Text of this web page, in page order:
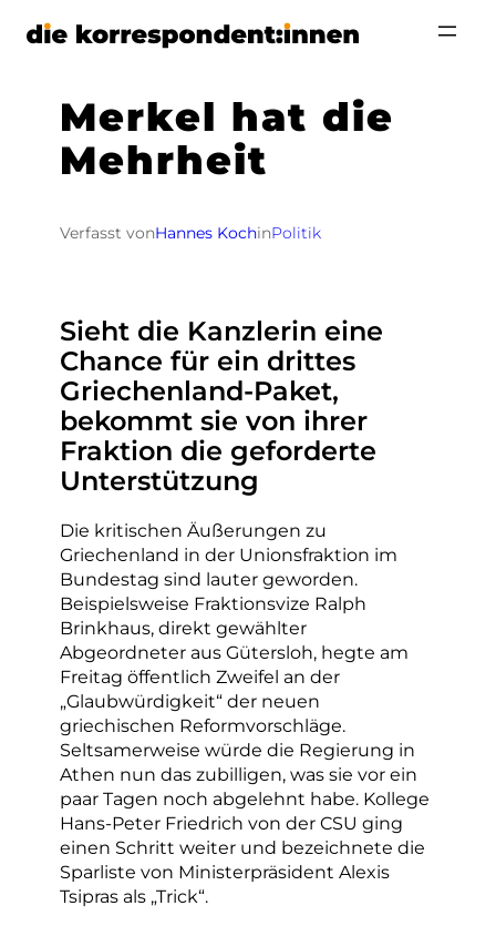
Zum
Merkel hat die
Mehrheit
Verfasst vonHannes KochinPolitik
Sieht die Kanzlerin eine
Chance für ein drittes
Griechenland-Paket,
bekommt sie von ihrer
Fraktion die geforderte
Unterstützung
Die kritischen Äußerungen zu
Griechenland in der Unionsfraktion im
Bundestag sind lauter geworden.
Beispielsweise Fraktionsvize Ralph
Brinkhaus, direkt gewählter
Abgeordneter aus Gütersloh, hegte am
Freitag öffentlich Zweifel an der
„Glaubwürdigkeit“ der neuen
griechischen Reformvorschläge.
Seltsamerweise würde die Regierung in
Athen nun das zubilligen, was sie vor ein
paar Tagen noch abgelehnt habe. Kollege
Hans-Peter Friedrich von der CSU ging
einen Schritt weiter und bezeichnete die
Sparliste von Ministerpräsident Alexis
Tsipras als „Trick“.